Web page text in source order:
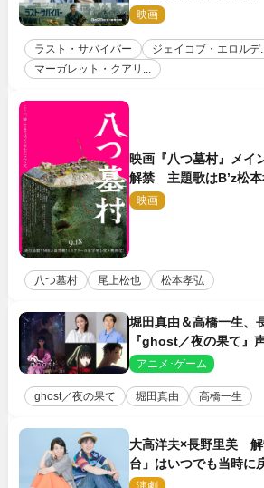
美・井上和彦ら豪華声
映画
ラスト・サバイバー
ジェイコブ・エロルデ
マーガレット・クアリ...
映画『八つ墓村』メイ
解禁 主題歌はB’z松本
TMG「DOOM」に決定
映画
八つ墓村 尾上松也 松本孝弘
堀田真由＆高橋一生、
『ghost／夜の果て』
できない沢山の感情を
アニメ･ゲーム
ghost／夜の果て 堀田真由 高橋一生
大高洋夫×長野里美
台」はいつでも当時に
他の方たちとは違います